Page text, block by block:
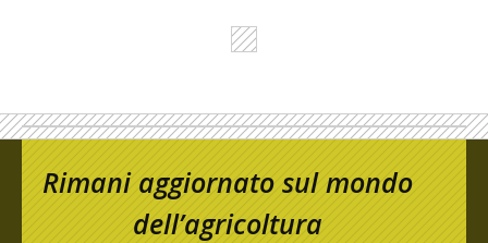
Rimani aggiornato sul mondo
dell’agricoltura